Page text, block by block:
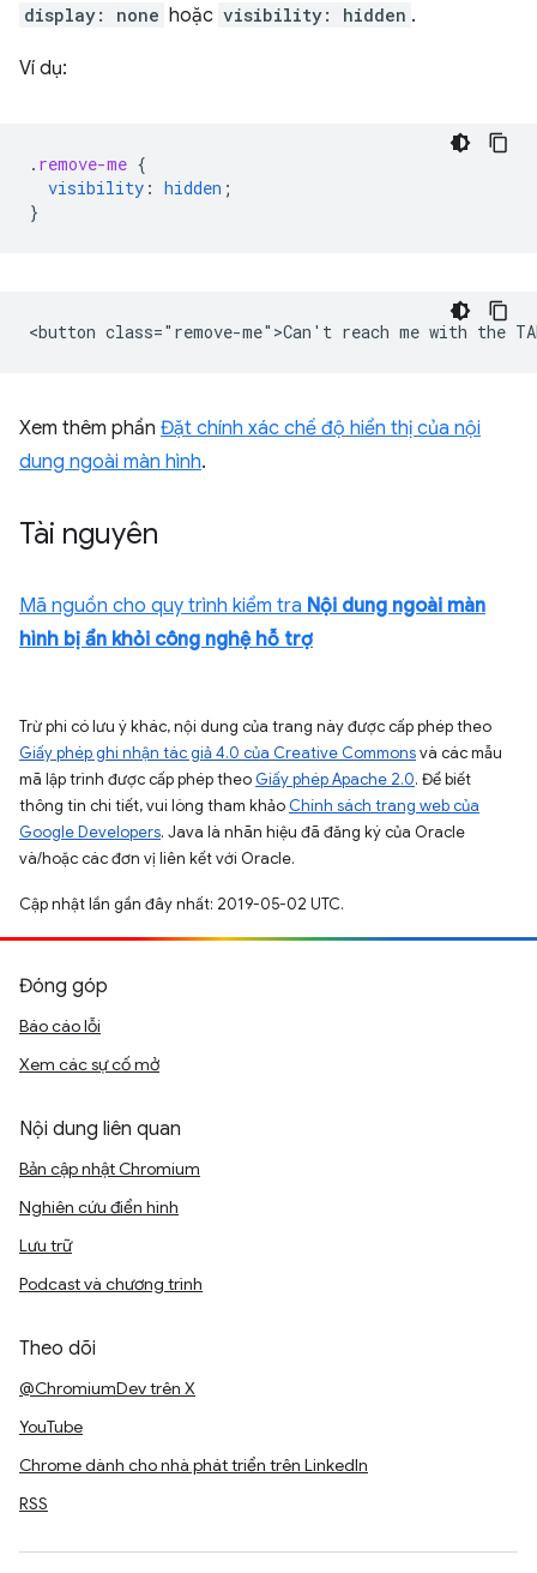
display: none hoặc visibility: hidden .
Ví dụ:
. remove-me {
visibility : hidden ;
}
Xem thêm phần Đặt chính xác chế độ hiển thị của nội
dung ngoài màn hình.
Tài nguyên
Mã nguồn cho quy trình kiểm tra Nội dung ngoài màn
hình bị ẩn khỏi công nghệ hỗ trợ
Trừ phi có lưu ý khác, nội dung của trang này được cấp phép theo
Giấy phép ghi nhận tác giả 4.0 của Creative Commonsvà các mẫu
mã lập trình được cấp phép theo Giấy phép Apache 2.0. Để biết
thông tin chi tiết, vui lòng tham khảo Chính sách trang web của
Google Developers. Java là nhãn hiệu đã đăng ký của Oracle
và/hoặc các đơn vị liên kết với Oracle.
Cập nhật lần gần đây nhất: 2019-05-02 UTC.
Đóng góp
Báo cáo lỗi
Xem các sự cố mở
Nội dung liên quan
Bản cập nhật Chromium
Nghiên cứu điển hình
Lưu trữ
Podcast và chương trình
Theo dõi
@ChromiumDev trên X
YouTube
Chrome dành cho nhà phát triển trên LinkedIn
RSS